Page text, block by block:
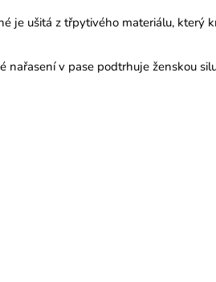
je ušitá z třpytivého materiálu, který
v pase podtrhuje ženskou